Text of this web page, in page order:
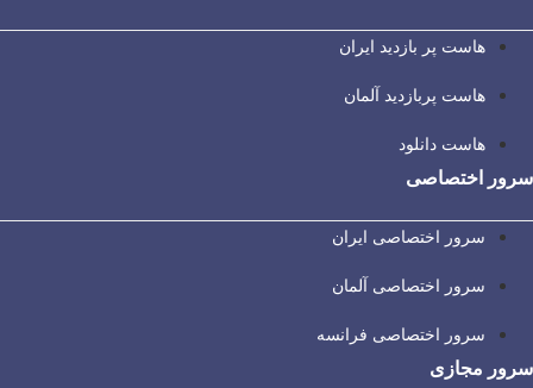
هاست پر بازدید ایران
هاست پربازدید آلمان
هاست دانلود
سرور اختصاصی
سرور اختصاصی ایران
سرور اختصاصی آلمان
سرور اختصاصی فرانسه
سرور مجازی